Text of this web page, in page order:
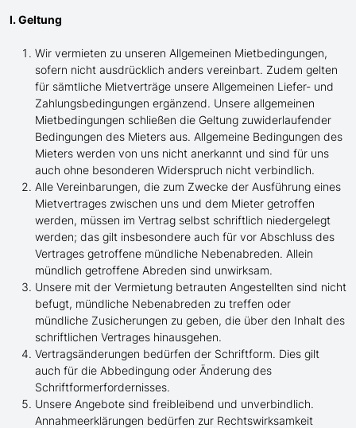
I. Geltung
Wir vermieten zu unseren Allgemeinen Mietbedingungen,
sofern nicht ausdrücklich anders vereinbart. Zudem gelten
für sämtliche Mietverträge unsere Allgemeinen Liefer- und
Zahlungsbedingungen ergänzend. Unsere allgemeinen
Mietbedingungen schließen die Geltung zuwiderlaufender
Bedingungen des Mieters aus. Allgemeine Bedingungen des
Mieters werden von uns nicht anerkannt und sind für uns
auch ohne besonderen Widerspruch nicht verbindlich.
Alle Vereinbarungen, die zum Zwecke der Ausführung eines
Mietvertrages zwischen uns und dem Mieter getroffen
werden, müssen im Vertrag selbst schriftlich niedergelegt
werden; das gilt insbesondere auch für vor Abschluss des
Vertrages getroffene mündliche Nebenabreden. Allein
mündlich getroffene Abreden sind unwirksam.
Unsere mit der Vermietung betrauten Angestellten sind nicht
befugt, mündliche Nebenabreden zu treffen oder
mündliche Zusicherungen zu geben, die über den Inhalt des
schriftlichen Vertrages hinausgehen.
Vertragsänderungen bedürfen der Schriftform. Dies gilt
auch für die Abbedingung oder Änderung des
Schriftformerfordernisses.
Unsere Angebote sind freibleibend und unverbindlich.
Annahmeerklärungen bedürfen zur Rechtswirksamkeit